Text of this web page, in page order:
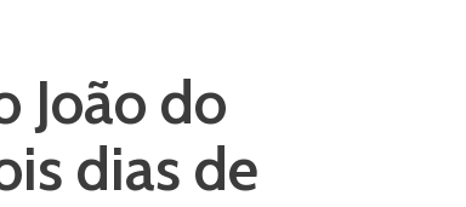
João do
dias de